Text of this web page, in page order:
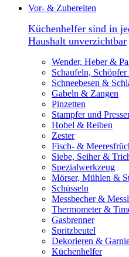
Vor- & Zubereiten
Küchenhelfer sind in
Haushalt unverzichtbar
Wender, Heber &
Schaufeln,
Schneebesen &
Gabeln & Zangen
Pinzetten
Stampfer und
Hobel & Reiben
Zester
Fisch- &
Siebe, Seiher &
Spezialwerkzeug
Mörser, Mühlen &
Schüsseln
Messbecher &
Thermometer &
Gasbrenner
Spritzbeutel
Dekorieren &
Küchenhelfer